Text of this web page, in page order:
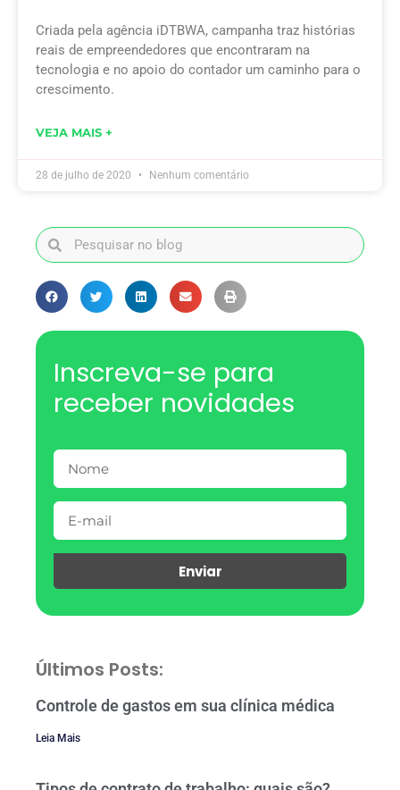
Criada pela agência iDTBWA, campanha traz histórias
reais de empreendedores que encontraram na
tecnologia e no apoio do contador um caminho para o
crescimento.
VEJA MAIS +
28 de julho de 2020 Nenhum comentário
Inscreva-se para
receber novidades
Enviar
Últimos Posts:
Controle de gastos em sua clínica médica
Leia Mais